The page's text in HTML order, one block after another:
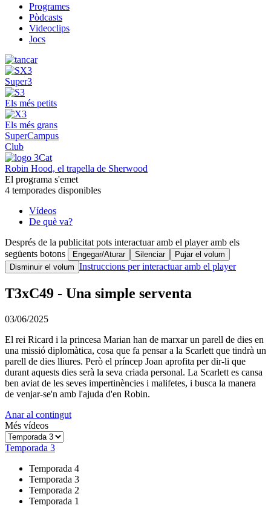
Programes
Pòdcasts
Videoclips
Jocs
Super3
Els més petits
Els més grans
SuperCampus
Club
Robin Hood, el trapella de Sherwood
El programa s'emet
4 temporades disponibles
Vídeos
De què va?
Després de la publicitat pots interactuar amb el player amb els
següents botons
Engegar/Aturar Silenciar
Pujar el volum
Disminuir el volum Instruccions per interactuar amb el player
T3xC49 - Una simple serventa
03/06/2025
El rei Ricard i la princesa Marian han de marxar un parell de dies en
una missió diplomàtica, cosa que fa pensar a la Scarlett que tindrà un
parell de dies lliures. Però el príncep Joan aprofita per dir-li que
durant aquests dies serà la seva criada personal. La Scarlett es cansa
ben aviat de les seves impertinències i malifetes, i busca la manera
de venjar-se'n amb l'ajuda d'en Robin.
Anar al contingut
Més vídeos
Temporada 3
Temporada 4
Temporada 3
Temporada 2
Temporada 1